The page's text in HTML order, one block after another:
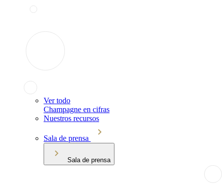
Ver todo
Champagne en cifras
Nuestros recursos
Sala de prensa
Sala de prensa